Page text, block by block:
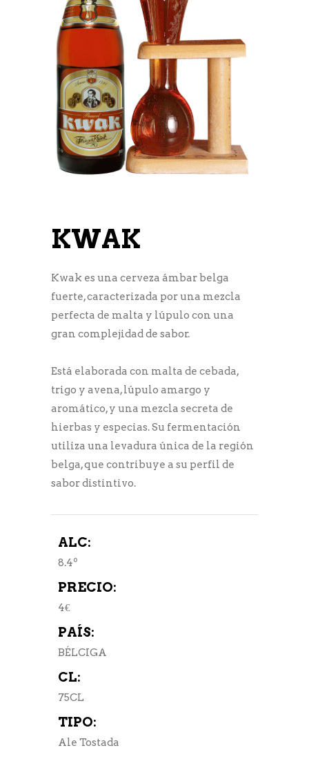
KWAK
Kwak es una cerveza ámbar belga
fuerte, caracterizada por una mezcla
perfecta de malta y lúpulo con una
gran complejidad de sabor.
Está elaborada con malta de cebada,
trigo y avena, lúpulo amargo y
aromático, y una mezcla secreta de
hierbas y especias. Su fermentación
utiliza una levadura única de la región
belga, que contribuye a su perfil de
sabor distintivo.
ALC:
8.4º
PRECIO:
4€
PAÍS:
BÉLCIGA
CL:
75CL
TIPO:
Ale Tostada